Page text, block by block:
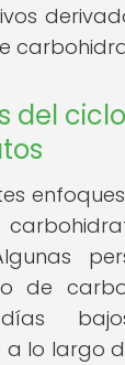
del
de
días
lo largo